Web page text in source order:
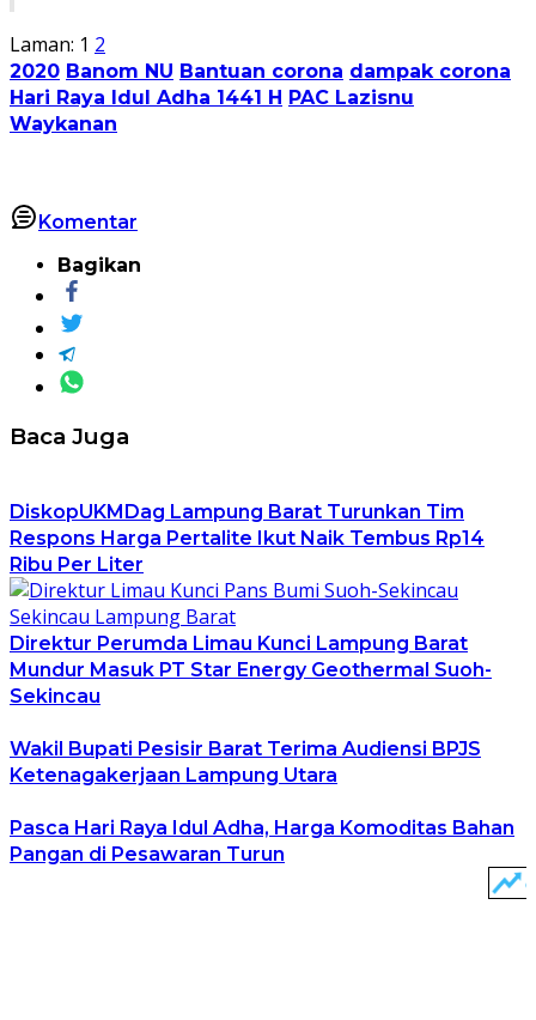
Laman: 1 2
2020 Banom NU Bantuan corona dampak corona
Hari Raya Idul Adha 1441 H PAC Lazisnu
Waykanan
Komentar
Bagikan
Baca Juga
DiskopUKMDag Lampung Barat Turunkan Tim
Respons Harga Pertalite Ikut Naik Tembus Rp14
Ribu Per Liter
Direktur Perumda Limau Kunci Lampung Barat
Mundur Masuk PT Star Energy Geothermal Suoh-
Sekincau
Wakil Bupati Pesisir Barat Terima Audiensi BPJS
Ketenagakerjaan Lampung Utara
Pasca Hari Raya Idul Adha, Harga Komoditas Bahan
Pangan di Pesawaran Turun